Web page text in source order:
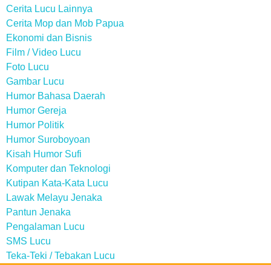
Cerita Lucu Lainnya
Cerita Mop dan Mob Papua
Ekonomi dan Bisnis
Film / Video Lucu
Foto Lucu
Gambar Lucu
Humor Bahasa Daerah
Humor Gereja
Humor Politik
Humor Suroboyoan
Kisah Humor Sufi
Komputer dan Teknologi
Kutipan Kata-Kata Lucu
Lawak Melayu Jenaka
Pantun Jenaka
Pengalaman Lucu
SMS Lucu
Teka-Teki / Tebakan Lucu